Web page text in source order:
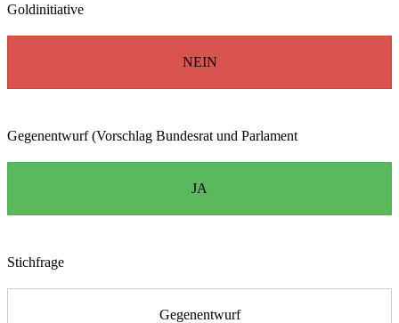
Goldinitiative
NEIN
Gegenentwurf (Vorschlag Bundesrat und Parlament
JA
Stichfrage
Gegenentwurf